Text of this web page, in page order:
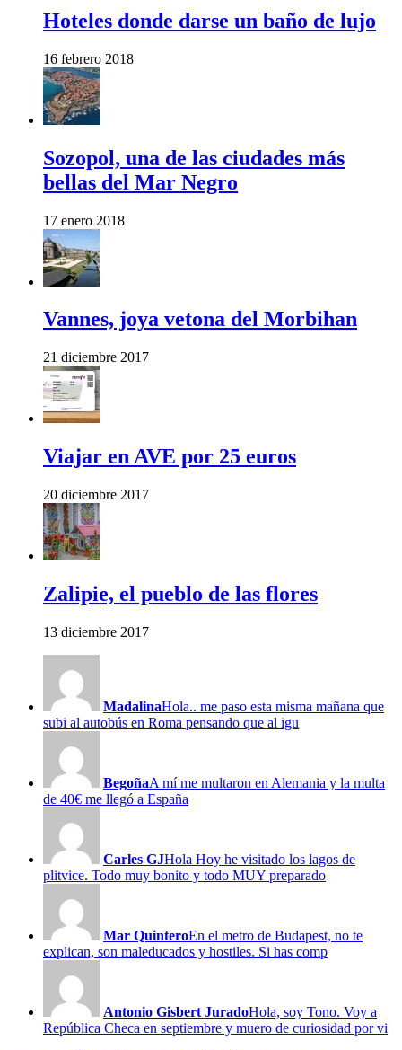
Hoteles donde darse un baño de lujo
16 febrero 2018
Sozopol, una de las ciudades más
bellas del Mar Negro
17 enero 2018
Vannes, joya vetona del Morbihan
21 diciembre 2017
Viajar en AVE por 25 euros
20 diciembre 2017
Zalipie, el pueblo de las flores
13 diciembre 2017
MadalinaHola.. me paso esta misma mañana que
subi al autobús en Roma pensando que al igu
BegoñaA mí me multaron en Alemania y la multa
de 40€ me llegó a España
Carles GJHola Hoy he visitado los lagos de
plitvice. Todo muy bonito y todo MUY preparado
Mar QuinteroEn el metro de Budapest, no te
explican, son maleducados y hostiles. Si has comp
Antonio Gisbert JuradoHola, soy Tono. Voy a
República Checa en septiembre y muero de curiosidad por vi